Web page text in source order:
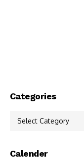
Categories
Categories
Calender